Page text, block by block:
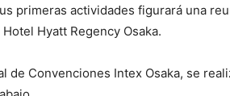
primeras actividades figurará una
Hyatt Regency Osaka.
de Convenciones Intex Osaka, se